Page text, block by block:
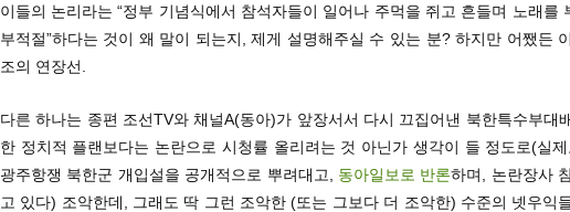
이들의 논리라는 “정부 기념식에서 참석자들이 일어나 주먹을 쥐고 흔들며 노래를
부적절”하다는 것이 왜 말이 되는지, 제게 설명해주실 수 있는 분? 하지만 어쨌든
조의 연장선.
다른 하나는 종편 조선TV와 채널A(동아)가 앞장서서 다시 끄집어낸 북한특수부대
한 정치적 플랜보다는 논란으로 시청률 올리려는 것 아닌가 생각이 들 정도로(실
광주항쟁 북한군 개입설을 공개적으로 뿌려대고, 동아일보로 반론하며, 논란장사
고 있다) 조악한데, 그래도 딱 그런 조악한 (또는 그보다 더 조악한) 수준의 넷우익